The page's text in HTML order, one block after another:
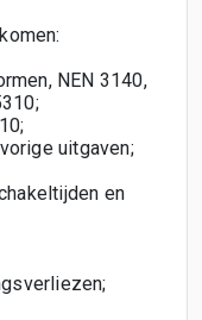
NEN 3140,
uitgaven;
en